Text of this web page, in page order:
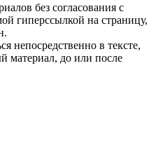
без согласования с
гиперссылкой на страницу,
непосредственно в тексте,
материал, до или после